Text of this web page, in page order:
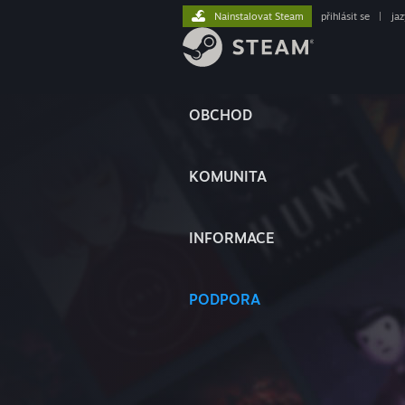
OBCHOD
KOMUNITA
INFORMACE
PODPORA
Nainstalovat Steam přihlásit se